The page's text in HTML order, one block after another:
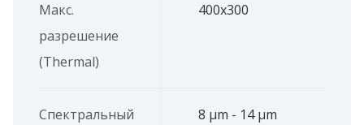
Макс.
разрешение
(Thermal)
400x300
Спектральный
8 μm - 14 μm